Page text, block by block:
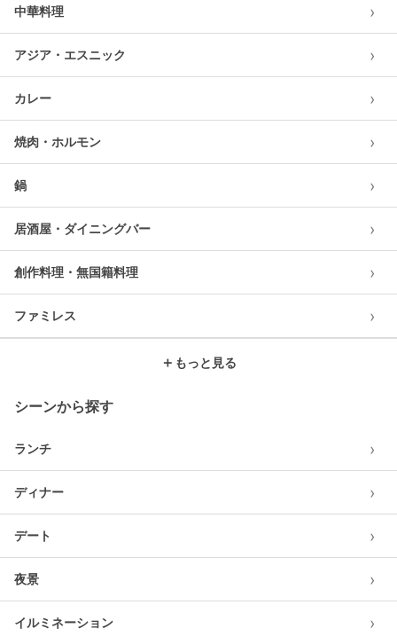
中華料理 ›
アジア・エスニック ›
カレー ›
焼肉・ホルモン ›
鍋 ›
居酒屋・ダイニングバー ›
創作料理・無国籍料理 ›
ファミレス ›
＋ もっと見る
シーンから探す
ランチ ›
ディナー ›
デート ›
夜景 ›
イルミネーション ›